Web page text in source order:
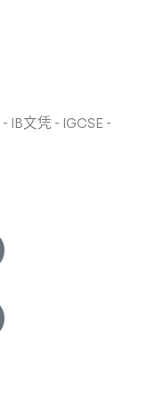
- IB文凭 - IGCSE -